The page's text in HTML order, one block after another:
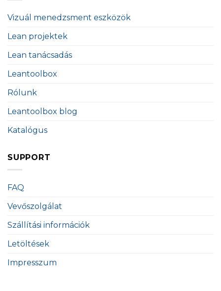
Vizuál menedzsment eszközök
Lean projektek
Lean tanácsadás
Leantoolbox
Rólunk
Leantoolbox blog
Katalógus
SUPPORT
FAQ
Vevőszolgálat
Szállítási információk
Letöltések
Impresszum